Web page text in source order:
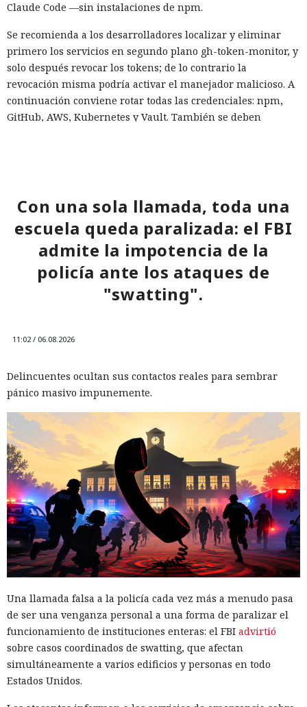
Claude Code —sin instalaciones de npm.
Se recomienda a los desarrolladores localizar y eliminar
primero los servicios en segundo plano gh-token-monitor, y
solo después revocar los tokens; de lo contrario la
revocación misma podría activar el manejador malicioso. A
continuación conviene rotar todas las credenciales: npm,
GitHub, AWS, Kubernetes y Vault. También se deben
Respuestas engañosas:
ChatGPT y Gemini cada vez más
llevan a usuarios directo a
estafadores
financiera
Cuanto más segura parece la IA al responder a una
pregunta sencilla, más fácil es tomar un enlace erróneo por
oficial, y una comprobación de Netcraft
mostró
que los
asistentes de búsqueda ya dirigen a usuarios hacia recursos
de actores maliciosos.
Los especialistas probaron ChatGPT, Copilot, Gemini y
Perplexity con consultas sobre las páginas de acceso de
bancos y grandes tiendas. Casi 3000 consultas dieron 2905
Con una sola llamada, toda una
escuela queda paralizada: el FBI
admite la impotencia de la
policía ante los ataques de
"swatting".
11:02 / 06.08.2026
Delincuentes ocultan sus contactos reales para sembrar
pánico masivo impunemente.
Una llamada falsa a la policía cada vez más a menudo pasa
de ser una venganza personal a una forma de paralizar el
funcionamiento de instituciones enteras: el FBI advirtió
sobre casos coordinados de swatting, que afectan
simultáneamente a varios edificios y personas en todo
Estados Unidos.